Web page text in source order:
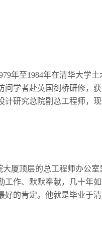
年至1984年在清华大学土
问学者赴英国剑桥研修，
计研究总院副总工程师，
厦顶层的总工程师办公
工作、默默奉献，几十年
好的肯定。他就是毕业于